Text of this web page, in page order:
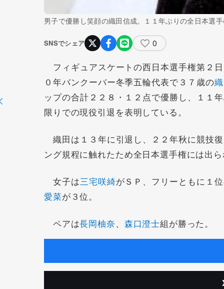
男子で優勝し笑顔の織田信成。１１年ぶりの全日本選
SNSでシェア 0
フィギュアスケートの西日本選手権第２
０年バンクーバー冬季五輪代表で３７歳の
ップの合計２２８・１２点で優勝し、１１
限りでの現役引退を表明している。
織田は１３年に引退し、２２年秋に競技
ング規程に触れたため全日本選手権には出
女子は三宅咲綺がＳＰ、フリーともに１
愛菜が３位。
ペアは長岡柚奈、 森口澄士組が勝った。